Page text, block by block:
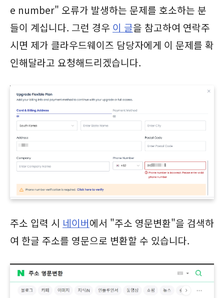
e number" 오류가 발생하는 문제를 호소하는 분
들이 계십니다. 그런 경우 이 글을 참고하여 연락주
시면 제가 클라우드웨이즈 담당자에게 이 문제를 확
인해달라고 요청해드리겠습니다.
주소 입력 시 네이버에서 "주소 영문변환"을 검색하
여 한글 주소를 영문으로 변환할 수 있습니다.